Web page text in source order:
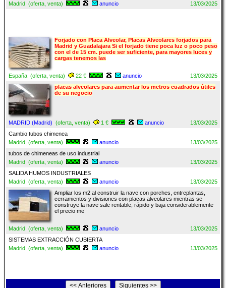
Madrid (oferta, venta)
anuncio 13/03/2025
Forjado con Placa Alveolar, Placas Alveolares forjados para
Madrid y Guadalajara Si el forjado tiene poca luz o poco peso
con el de 15 cm. puede ser suficiente, para mayores luces y
cargas tenemos las
España (oferta, venta) 22 € anuncio
13/03/2025
placas alveolares para aumentar los metros cuadrados útiles
de su negocio
MADRID (Madrid) (oferta, venta) 1 € anuncio
13/03/2025
Cambio tubos chimenea
Madrid (oferta, venta)
anuncio
13/03/2025
tubos de chimeneas de uso industrial
Madrid (oferta, venta)
anuncio
13/03/2025
SALIDA HUMOS INDUSTRIALES
Madrid (oferta, venta)
anuncio
13/03/2025
Ampliar los m2 al construir la nave con porches, entreplantas,
cerramientos y divisiones con placas alveolares mientras se
construye la nave sale rentable, rápido y baja considerablemente
el precio me
Madrid (oferta, venta) anuncio
13/03/2025
SISTEMAS EXTRACCIÓN CUBIERTA
Madrid (oferta, venta)
anuncio 13/03/2025